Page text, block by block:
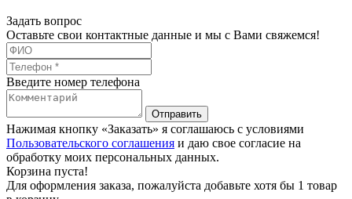
Задать вопрос
Оставьте свои контактные данные и мы с Вами свяжемся!
Введите номер телефона
Отправить
Нажимая кнопку «Заказать» я соглашаюсь с условиями
Пользовательского соглашения и даю свое согласие на
обработку моих персональных данных.
Корзина пуста!
Для оформления заказа, пожалуйста добавьте хотя бы 1 товар